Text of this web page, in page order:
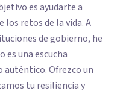
es ayudarte a
retos de la vida. A
de gobierno, he
es una escucha
auténtico. ​Ofrezco un
tu resiliencia y